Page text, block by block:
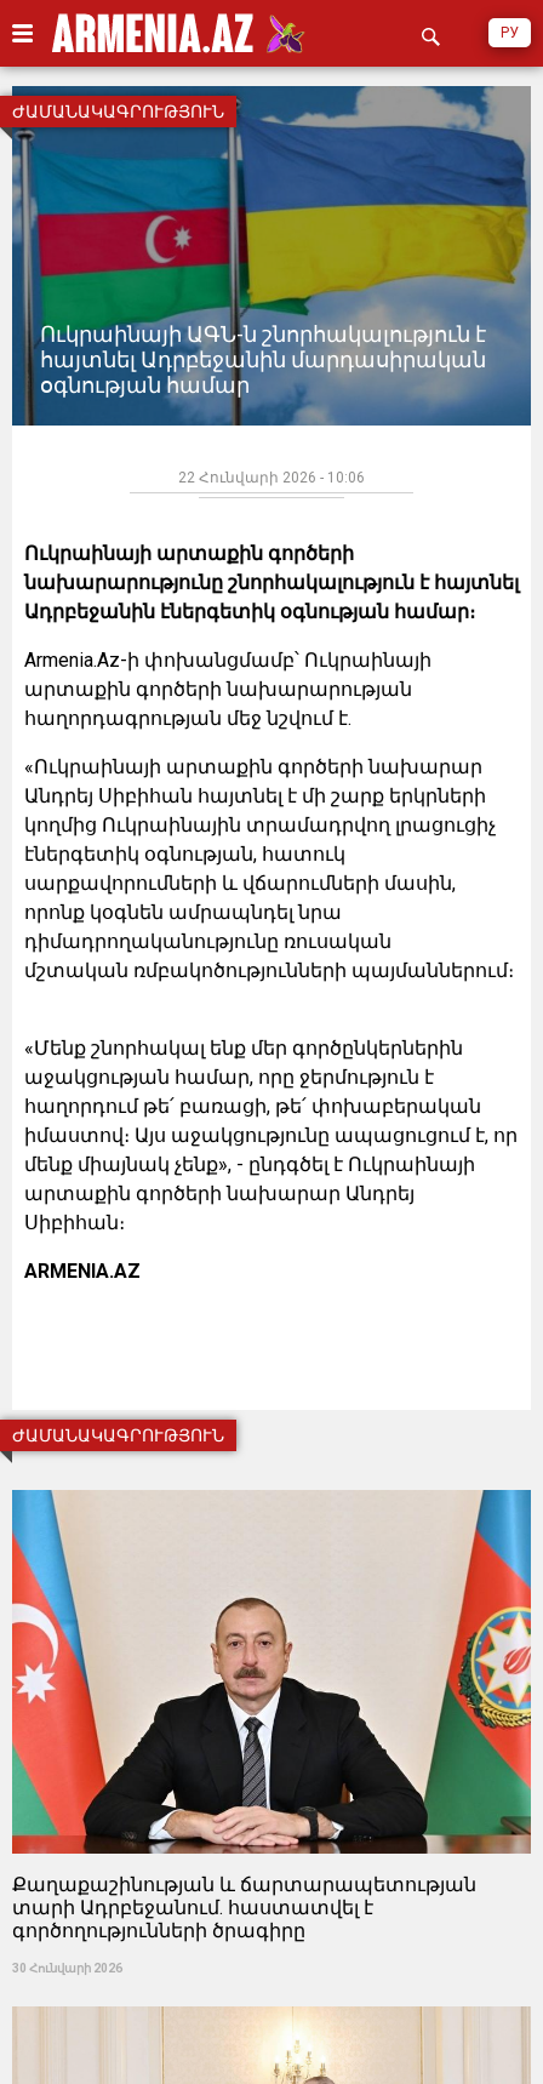
РУ
Ուկրաինայի ԱԳՆ-ն շնորհակալություն է
հայտնել Ադրբեջանին մարդասիրական
օգնության համար
ԺԱՄԱՆԱԿԱԳՐՈՒԹՅՈՒՆ
22 Հունվարի 2026 - 10:06
Ուկրաինայի արտաքին գործերի
նախարարությունը շնորհակալություն է հայտնել
Ադրբեջանին էներգետիկ օգնության համար։
Armenia.Az-ի փոխանցմամբ՝ Ուկրաինայի
արտաքին գործերի նախարարության
հաղորդագրության մեջ նշվում է.
«Ուկրաինայի արտաքին գործերի նախարար
Անդրեյ Սիբիհան հայտնել է մի շարք երկրների
կողմից Ուկրաինային տրամադրվող լրացուցիչ
էներգետիկ օգնության, հատուկ
սարքավորումների և վճարումների մասին,
որոնք կօգնեն ամրապնդել նրա
դիմադրողականությունը ռուսական
մշտական ռմբակոծությունների պայմաններում։
«Մենք շնորհակալ ենք մեր գործընկերներին
աջակցության համար, որը ջերմություն է
հաղորդում թե՛ բառացի, թե՛ փոխաբերական
իմաստով։ Այս աջակցությունը ապացուցում է, որ
մենք միայնակ չենք», - ընդգծել է Ուկրաինայի
արտաքին գործերի նախարար Անդրեյ
Սիբիհան։
ARMENIA.AZ
ԺԱՄԱՆԱԿԱԳՐՈՒԹՅՈՒՆ
Քաղաքաշինության և ճարտարապետության
տարի Ադրբեջանում. հաստատվել է
գործողությունների ծրագիրը
30 Հունվարի 2026